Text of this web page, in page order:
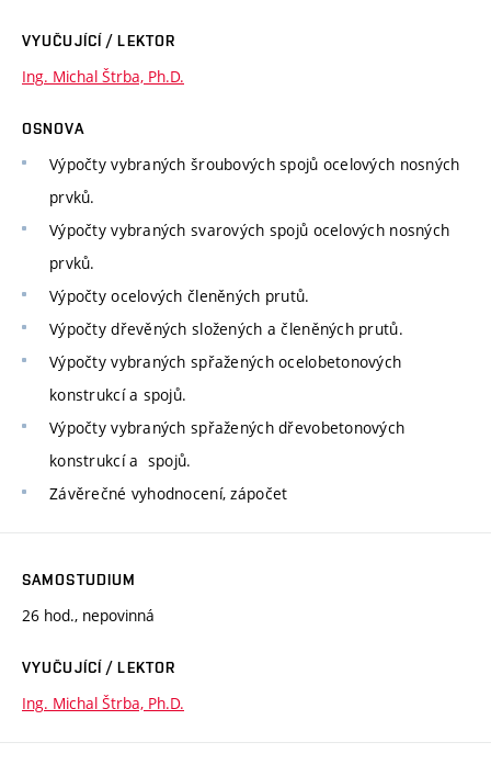
VYUČUJÍCÍ / LEKTOR
Ing. Michal Štrba, Ph.D.
OSNOVA
Výpočty vybraných šroubových spojů ocelových nosných
prvků.
Výpočty vybraných svarových spojů ocelových nosných
prvků.
Výpočty ocelových členěných prutů.
Výpočty dřevěných složených a členěných prutů.
Výpočty vybraných spřažených ocelobetonových
konstrukcí a spojů.
Výpočty vybraných spřažených dřevobetonových
konstrukcí a spojů.
Závěrečné vyhodnocení, zápočet
SAMOSTUDIUM
26 hod., nepovinná
VYUČUJÍCÍ / LEKTOR
Ing. Michal Štrba, Ph.D.